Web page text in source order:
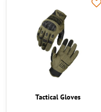
Tactical Gloves